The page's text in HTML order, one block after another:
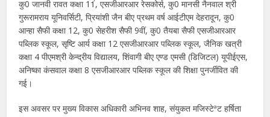
कु0 जानवी रावत कक्षा 11ं, एसजीआरआर रेसकोर्स, कु0 मानसी नैनवाल श्री
गुरूरामराय यूनिवर्सिटी, प्रियांशी जैन बीए प्रथम वर्ष आईटीएम देहरादून, कु0
आन्हा सैफी कक्षा 12, कु0 सेहरीश सैफी 9वीं, कु0 तैयबा सैफी एसजीआरआर
पब्लिक स्कूल, सृष्टि आर्य कक्षा 12 एसजीआरआर पब्लिक स्कूल, जैनिक खत्री
कक्षा 4 पीएमश्री केन्द्रीय विद्यालय, शिंवागी बीए एण्ड एमसी (डिजिटल) यूपीईएस,
अनिष्का कंसवाल कक्षा 8 एसजीआरआर पब्लिक स्कूल की शिक्षा पुनर्जीवित की
गई।
इस अवसर पर मुख्य विकास अधिकारी अभिनव शाह, संयुकत मजिस्टेªट हर्षिता